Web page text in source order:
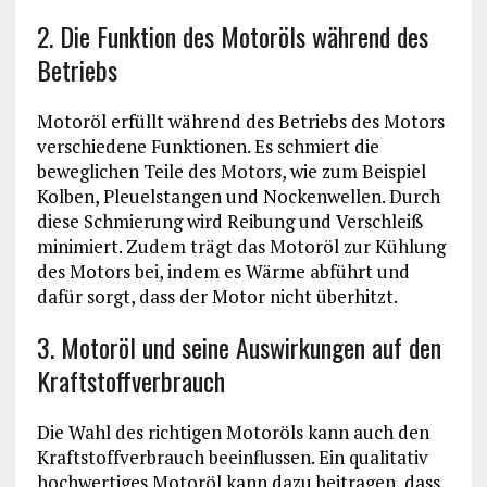
2. Die Funktion des Motoröls während des
Betriebs
Motoröl erfüllt während des Betriebs des Motors
verschiedene Funktionen. Es schmiert die
beweglichen Teile des Motors, wie zum Beispiel
Kolben, Pleuelstangen und Nockenwellen. Durch
diese Schmierung wird Reibung und Verschleiß
minimiert. Zudem trägt das Motoröl zur Kühlung
des Motors bei, indem es Wärme abführt und
dafür sorgt, dass der Motor nicht überhitzt.
3. Motoröl und seine Auswirkungen auf den
Kraftstoffverbrauch
Die Wahl des richtigen Motoröls kann auch den
Kraftstoffverbrauch beeinflussen. Ein qualitativ